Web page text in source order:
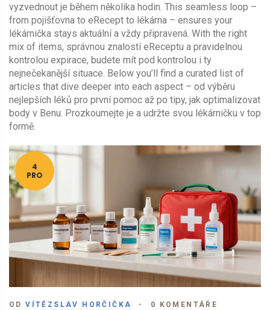
vyzvednout je během několika hodin. This seamless loop –
from pojišťovna to eRecept to lékárna – ensures your
lékárnička stays aktuální a vždy připravená. With the right
mix of items, správnou znalostí eReceptu a pravidelnou
kontrolou expirace, budete mít pod kontrolou i ty
nejnečekanější situace. Below you’ll find a curated list of
articles that dive deeper into each aspect – od výběru
nejlepších léků pro první pomoc až po tipy, jak optimalizovat
body v Benu. Prozkoumejte je a udržte svou lékárničku v top
formě.
4
PRO
ODVÍTĚZSLAV HORČIČKA 0 KOMENTÁŘE